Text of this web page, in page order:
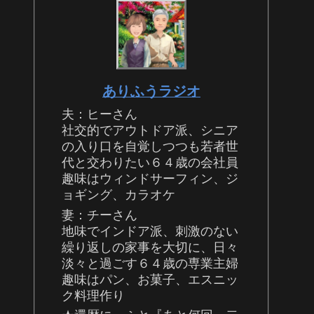
ありふうラジオ
夫：ヒーさん
社交的でアウトドア派、シニア
の入り口を自覚しつつも若者世
代と交わりたい６４歳の会社員
趣味はウィンドサーフィン、ジ
ョギング、カラオケ
妻：チーさん
地味でインドア派、刺激のない
繰り返しの家事を大切に、日々
淡々と過ごす６４歳の専業主婦
趣味はパン、お菓子、エスニッ
ク料理作り